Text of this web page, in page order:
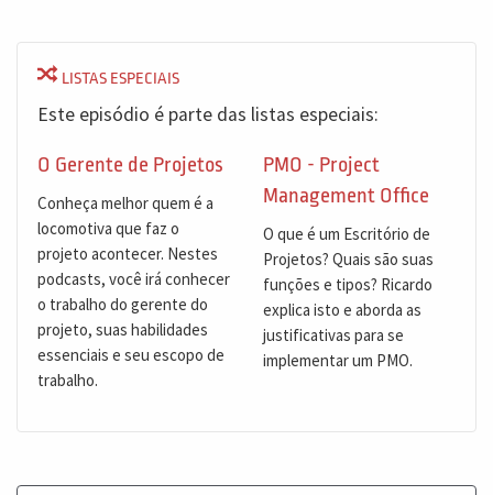
LISTAS ESPECIAIS
Este episódio é parte das listas especiais:
O Gerente de Projetos
Conheça melhor quem é a
locomotiva que faz o
projeto acontecer. Nestes
podcasts, você irá conhecer
o trabalho do gerente do
projeto, suas habilidades
essenciais e seu escopo de
trabalho.
PMO - Project
Management Office
O que é um Escritório de
Projetos? Quais são suas
funções e tipos? Ricardo
explica isto e aborda as
justificativas para se
implementar um PMO.